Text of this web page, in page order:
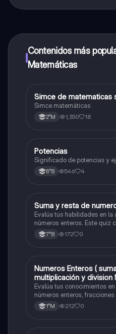
a determinadas funciones.
Contenidos más
Matemáticas
Matemáticas
Simce de matematicas
Simce matemáticas
2°M 1,350 18
Matemáticas
Potencias
Significado de potencias y
8°B 546 4
SMatemáticas
Suma y resta de
Evalúa tus habilidades en
números enteros. Este quiz
números positivos y
7°B 172 0
Matemáticas
Numeros Enteros (
multiplicación y division
Fraccionarios si es
( suma , resta ,
Porcentaje ( fracción,
Evalúa tus conocimientos
números enteros,
operaciones) y
decimal y viceversa).
1°M 212 0